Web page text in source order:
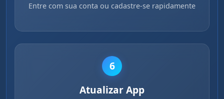
Entre com sua conta ou cadastre-se rapidamente
6
Atualizar App